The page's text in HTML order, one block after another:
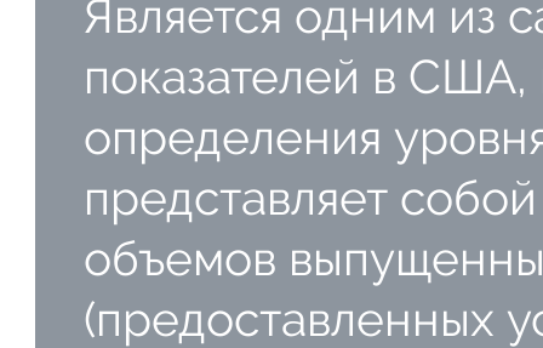
Является одним из
показателей в США,
определения
представляет
объемов
(предоставленных